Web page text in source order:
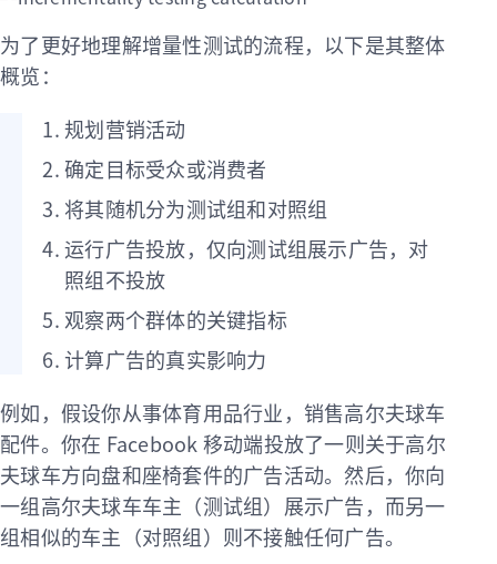
为了更好地理解增量性测试的流程，以下是其整体
概览：
规划营销活动
确定目标受众或消费者
将其随机分为测试组和对照组
运行广告投放，仅向测试组展示广告，对
照组不投放
观察两个群体的关键指标
计算广告的真实影响力
例如，假设你从事体育用品行业，销售高尔夫球车
配件。你在 Facebook 移动端投放了一则关于高尔
夫球车方向盘和座椅套件的广告活动。然后，你向
一组高尔夫球车车主（测试组）展示广告，而另一
组相似的车主（对照组）则不接触任何广告。